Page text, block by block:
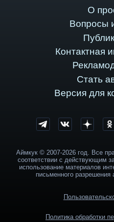
О
Вопросы
Контактная
Стать
Версия для
Аймкук © 2007-2026 год. Все
соответствии с действующим
использование материалов
письменного
Политика обработки